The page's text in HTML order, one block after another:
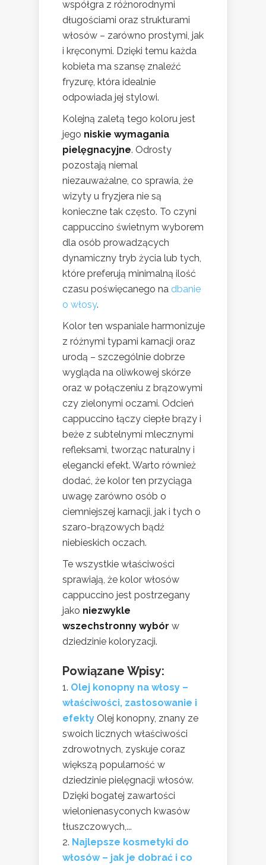
współgra z różnorodnymi
długościami oraz strukturami
włosów – zarówno prostymi, jak
i kręconymi. Dzięki temu każda
kobieta ma szansę znaleźć
fryzurę, która idealnie
odpowiada jej stylowi.
Kolejną zaletą tego koloru jest
jego niskie wymagania
pielęgnacyjne. Odrosty
pozostają niemal
niezauważalne, co sprawia, że
wizyty u fryzjera nie są
konieczne tak często. To czyni
cappuccino świetnym wyborem
dla osób prowadzących
dynamiczny tryb życia lub tych,
które preferują minimalną ilość
czasu poświęcanego na dbanie
o włosy.
Kolor ten wspaniale harmonizuje
z różnymi typami karnacji oraz
urodą – szczególnie dobrze
wygląda na oliwkowej skórze
oraz w połączeniu z brązowymi
czy zielonymi oczami. Odcień
cappuccino łączy ciepłe brązy i
beże z subtelnymi mlecznymi
refleksami, tworząc naturalny i
elegancki efekt. Warto również
dodać, że kolor ten przyciąga
uwagę zarówno osób o
ciemniejszej karnacji, jak i tych o
szaro-brązowych bądź
niebieskich oczach.
Te wszystkie właściwości
sprawiają, że kolor włosów
cappuccino jest postrzegany
jako niezwykle
wszechstronny wybór w
dziedzinie koloryzacji.
Powiązane Wpisy:
Olej konopny na włosy –
właściwości, zastosowanie i
efekty Olej konopny, znany ze
swoich licznych właściwości
zdrowotnych, zyskuje coraz
większą popularność w
dziedzinie pielęgnacji włosów.
Dzięki bogatej zawartości
wielonienasyconych kwasów
tłuszczowych,...
Najlepsze kosmetyki do
włosów – jak je dobrać i co